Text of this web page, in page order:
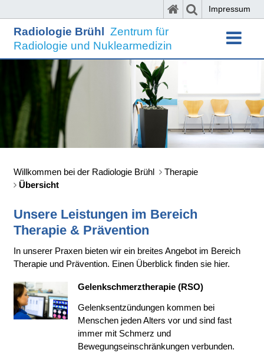
Impressum
Radiologie Brühl Zentrum für
Radiologie und Nuklearmedizin
Willkommen bei der Radiologie Brühl
Therapie
Übersicht
Unsere Leistungen im Bereich
Therapie & Prävention
In unserer Praxen bieten wir ein breites Angebot im Bereich
Therapie und Prävention. Einen Überblick finden sie hier.
Gelenkschmerztherapie (RSO)
Gelenksentzündungen kommen bei
Menschen jeden Alters vor und sind fast
immer mit Schmerz und
Bewegungseinschränkungen verbunden.